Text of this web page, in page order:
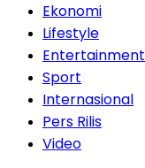
Ekonomi
Lifestyle
Entertainment
Sport
Internasional
Pers Rilis
Video